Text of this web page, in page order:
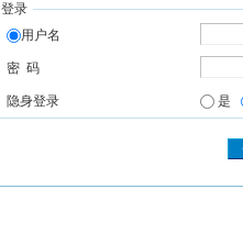
登录
用户名
密 码
隐身登录 是